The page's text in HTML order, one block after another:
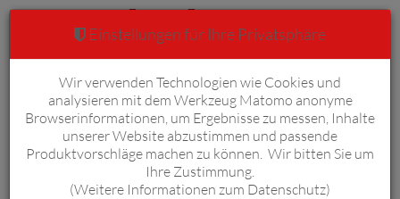
Anmelden Warenkorb 0
Einstellungen für Ihre Privatsphäre
Wir verwenden Technologien wie Cookies und
analysieren mit dem Werkzeug Matomo anonyme
Browserinformationen, um Ergebnisse zu messen, Inhalte
unserer Website abzustimmen und passende
Produktvorschläge machen zu können. Wir bitten Sie um
Ihre Zustimmung.
(Weitere Informationen zum Datenschutz)